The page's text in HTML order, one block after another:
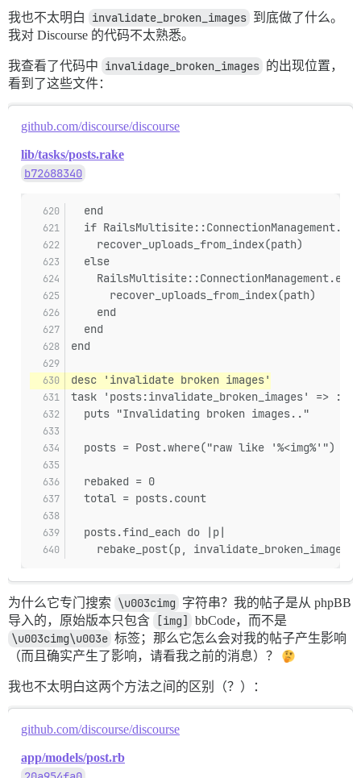
我也不太明白 invalidate_broken_images 到底做了什么。
我对 Discourse 的代码不太熟悉。
我查看了代码中 invalidage_broken_images 的出现位置，
看到了这些文件：
github.com/discourse/discourse
lib/tasks/posts.rake
b72688340
  end
if
    recover_uploads_from_index(path)
  else
      recover_uploads_from_index(path)
    end
  end
end
desc 'invalidate broken images'
task 'posts:invalidate_broken_images' =>
  puts "Invalidating broken images.."
  posts = Post.where("raw like '%<img%'")
  rebaked = 0
  total = posts.count
  posts.find_each do |p|
rebake_post(p, invalidate_broken_images:
为什么它专门搜索 \u003cimg 字符串？我的帖子是从 phpBB
导入的，原始版本只包含
[img] bbCode，而不是
\u003cimg\u003e 标签；那么它怎么会对我的帖子产生影响
（而且确实产生了影响，请看我之前的消息）？
我也不太明白这两个方法之间的区别（？）：
github.com/discourse/discourse
app/models/post.rb